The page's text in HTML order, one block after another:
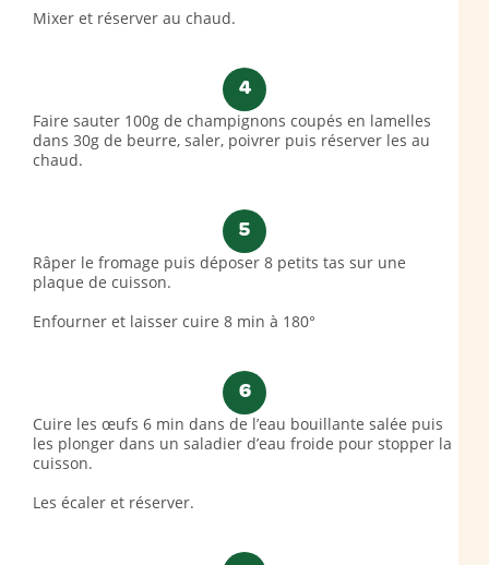
Mixer et réserver au chaud.
4
Faire sauter 100g de champignons coupés en lamelles
dans 30g de beurre, saler, poivrer puis réserver les au
chaud.
5
Râper le fromage puis déposer 8 petits tas sur une
plaque de cuisson.
Enfourner et laisser cuire 8 min à 180°
6
Cuire les œufs 6 min dans de l’eau bouillante salée puis
les plonger dans un saladier d’eau froide pour stopper la
cuisson.
Les écaler et réserver.